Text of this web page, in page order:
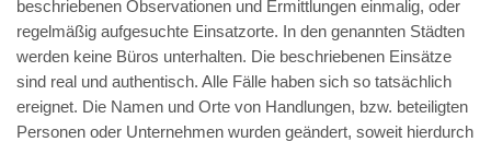
beschriebenen Observationen und Ermittlungen einmalig, oder
regelmäßig aufgesuchte Einsatzorte. In den genannten Städten
werden keine Büros unterhalten. Die beschriebenen Einsätze
sind real und authentisch. Alle Fälle haben sich so tatsächlich
ereignet. Die Namen und Orte von Handlungen, bzw. beteiligten
Personen oder Unternehmen wurden geändert, soweit hierdurch